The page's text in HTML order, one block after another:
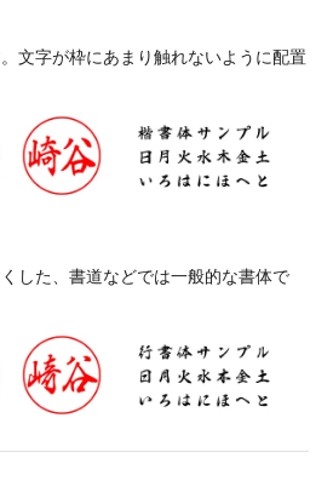
文字が枠にあまり触れないように配置
した、書道などでは一般的な書体で